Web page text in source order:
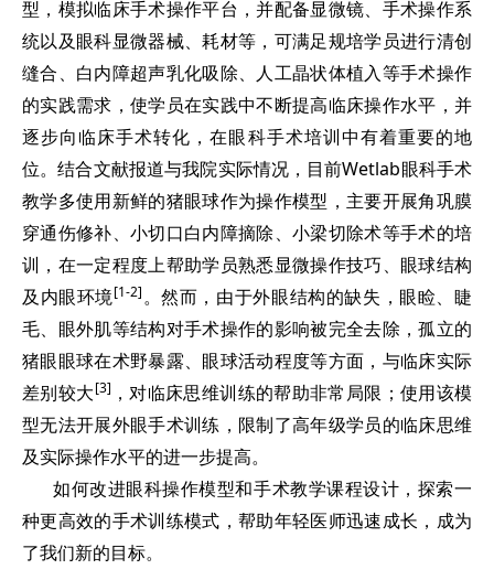
型，模拟临床手术操作平台，并配备显微镜、手术操作系
统以及眼科显微器械、耗材等，可满足规培学员进行清创
缝合、白内障超声乳化吸除、人工晶状体植入等手术操作
的实践需求，使学员在实践中不断提高临床操作水平，并
逐步向临床手术转化，在眼科手术培训中有着重要的地
位。结合文献报道与我院实际情况，目前Wetlab眼科手术
教学多使用新鲜的猪眼球作为操作模型，主要开展角巩膜
穿通伤修补、小切口白内障摘除、小梁切除术等手术的培
训，在一定程度上帮助学员熟悉显微操作技巧、眼球结构
及内眼环境[1-2]。然而，由于外眼结构的缺失，眼睑、睫
毛、眼外肌等结构对手术操作的影响被完全去除，孤立的
猪眼眼球在术野暴露、眼球活动程度等方面，与临床实际
差别较大[3] ，对临床思维训练的帮助非常局限；使用该模
型无法开展外眼手术训练，限制了高年级学员的临床思维
及实际操作水平的进一步提高。
如何改进眼科操作模型和手术教学课程设计，探索一
种更高效的手术训练模式，帮助年轻医师迅速成长，成为
了我们新的目标。